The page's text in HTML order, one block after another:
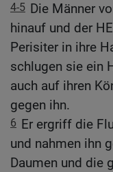
4-5 Die Männer
hinauf und der
Perisiter in ihre
schlugen sie ein
auch auf ihren
gegen ihn.
6 Er ergriff die
und nahmen ihn
Daumen und die